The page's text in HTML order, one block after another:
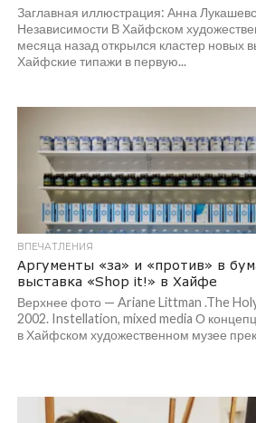
Заглавная иллюстрация: Анна
Независимости В Хайфском
месяца назад открылся кластер новых
Хайфские типажи в первую...
ВПЕЧАТЛЕНИЯ
Аргументы «за» и «против» в
выставка «Shop it!» в Хайфе
Верхнее фото — Ariane Littman .The
2002. Instellation, mixed media О
в Хайфском художественном музее